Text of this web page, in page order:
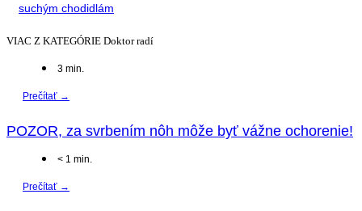
suchým chodidlám
VIAC Z KATEGÓRIE Doktor radí
3 min.
Prečítať →
POZOR, za svrbením nôh môže byť vážne ochorenie!
< 1 min.
Prečítať →